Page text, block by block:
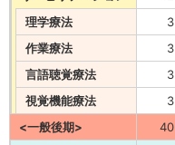
理学療法
3
作業療法
3
言語聴覚療法
3
視覚機能療法
3
<一般後期>
40